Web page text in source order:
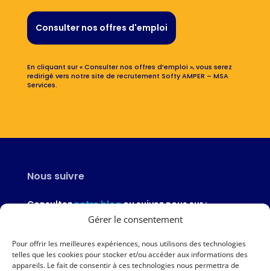
Gérer le consentement
Pour offrir les meilleures expériences, nous utilisons des technologies
telles que les cookies pour stocker et/ou accéder aux informations des
appareils. Le fait de consentir à ces technologies nous permettra de
Consulter nos offres d'emploi
En cliquant sur « Consulter nos offres d’emploi », vous serez
redirigé vers notre site de recrutement Softy AMPER – MSA
Services.
Nous suivre
Consulteznotre blogou suivez nous sur :